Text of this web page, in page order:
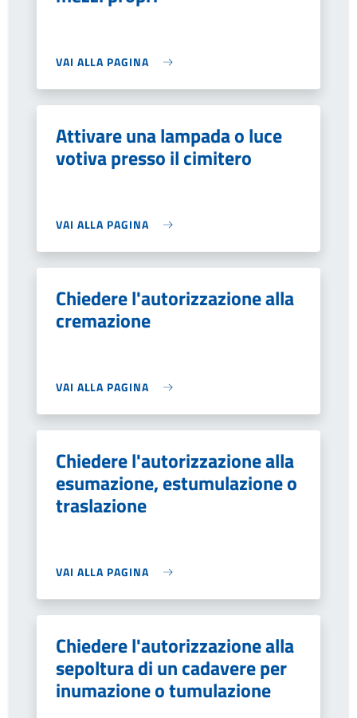
VAI ALLA PAGINA
Attivare una lampada o luce
votiva presso il cimitero
VAI ALLA PAGINA
Chiedere l'autorizzazione alla
cremazione
VAI ALLA PAGINA
Chiedere l'autorizzazione alla
esumazione, estumulazione o
traslazione
VAI ALLA PAGINA
Chiedere l'autorizzazione alla
sepoltura di un cadavere per
inumazione o tumulazione